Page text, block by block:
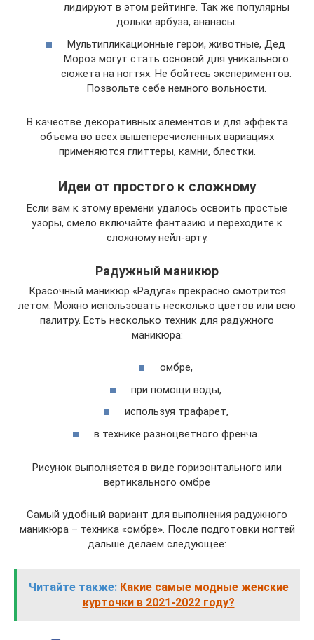
лидируют в этом рейтинге. Так же популярны
дольки арбуза, ананасы.
Мультипликационные герои, животные, Дед
Мороз могут стать основой для уникального
сюжета на ногтях. Не бойтесь экспериментов.
Позвольте себе немного вольности.
В качестве декоративных элементов и для эффекта
объема во всех вышеперечисленных вариациях
применяются глиттеры, камни, блестки.
Идеи от простого к сложному
Если вам к этому времени удалось освоить простые
узоры, смело включайте фантазию и переходите к
сложному нейл-арту.
Радужный маникюр
Красочный маникюр «Радуга» прекрасно смотрится
летом. Можно использовать несколько цветов или всю
палитру. Есть несколько техник для радужного
маникюра:
омбре,
при помощи воды,
используя трафарет,
в технике разноцветного френча.
Рисунок выполняется в виде горизонтального или
вертикального омбре
Самый удобный вариант для выполнения радужного
маникюра – техника «омбре». После подготовки ногтей
дальше делаем следующее:
Читайте также: Какие самые модные женские
курточки в 2021-2022 году?